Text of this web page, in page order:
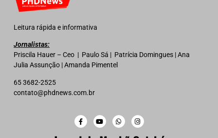
Leitura rápida e informativa
Jornalistas:
Priscila Hauer – Ceo | Paulo Sá | Patrícia Domingues | Ana
Julia Assunção | Amanda Pimentel
65 3682-2525
contato@phdnews.com.br